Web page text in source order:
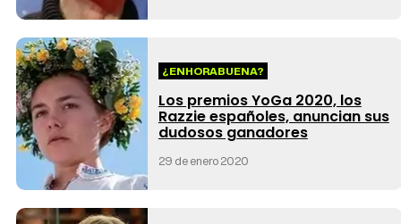
¿ENHORABUENA?
Los premios YoGa 2020, los
Razzie españoles, anuncian sus
dudosos ganadores
29 de enero 2020